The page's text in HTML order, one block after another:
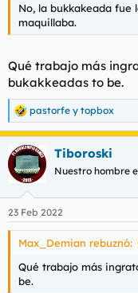
No, la bukkakeada fue
maquillaba.
Qué trabajo más
bukakkeadas to be.
R
e
a
c
c
i
e
s
pastorfe y topbox
Tiboroski
Nuestro hombre
23 Feb 2022
Max_Demian rebuznó:
Qué trabajo más
be.